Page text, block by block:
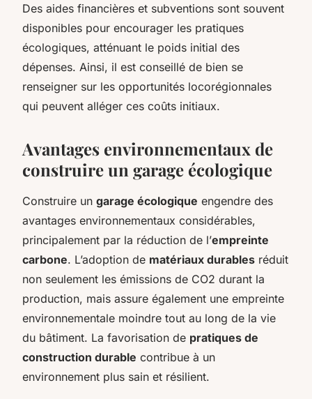
Des aides financières et subventions sont souvent
disponibles pour encourager les pratiques
écologiques, atténuant le poids initial des
dépenses. Ainsi, il est conseillé de bien se
renseigner sur les opportunités locorégionnales
qui peuvent alléger ces coûts initiaux.
Avantages environnementaux de
construire un garage écologique
Construire un garage écologique engendre des
avantages environnementaux considérables,
principalement par la réduction de l’empreinte
carbone. L’adoption de matériaux durables réduit
non seulement les émissions de CO2 durant la
production, mais assure également une empreinte
environnementale moindre tout au long de la vie
du bâtiment. La favorisation de pratiques de
construction durable contribue à un
environnement plus sain et résilient.